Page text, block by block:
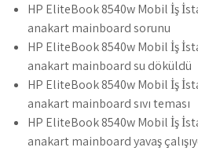
HP EliteBook 8540w Mobil İş
anakart mainboard sorunu
HP EliteBook 8540w Mobil İş
anakart mainboard su döküldü
HP EliteBook 8540w Mobil İş
anakart mainboard sıvı teması
HP EliteBook 8540w Mobil İş
anakart mainboard yavaş